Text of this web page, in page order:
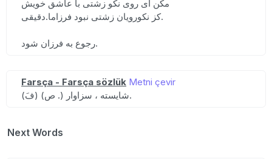
مکن ای روی نکو زشتی با عاشق خویش
کز نکورویان زشتی نبود فرزاما.دقیقی.
رجوع به فرزان شود.
Farsça - Farsça sözlük Metni çevir
(فَ) (ص .) شایسته ، سزاوار.
Next Words